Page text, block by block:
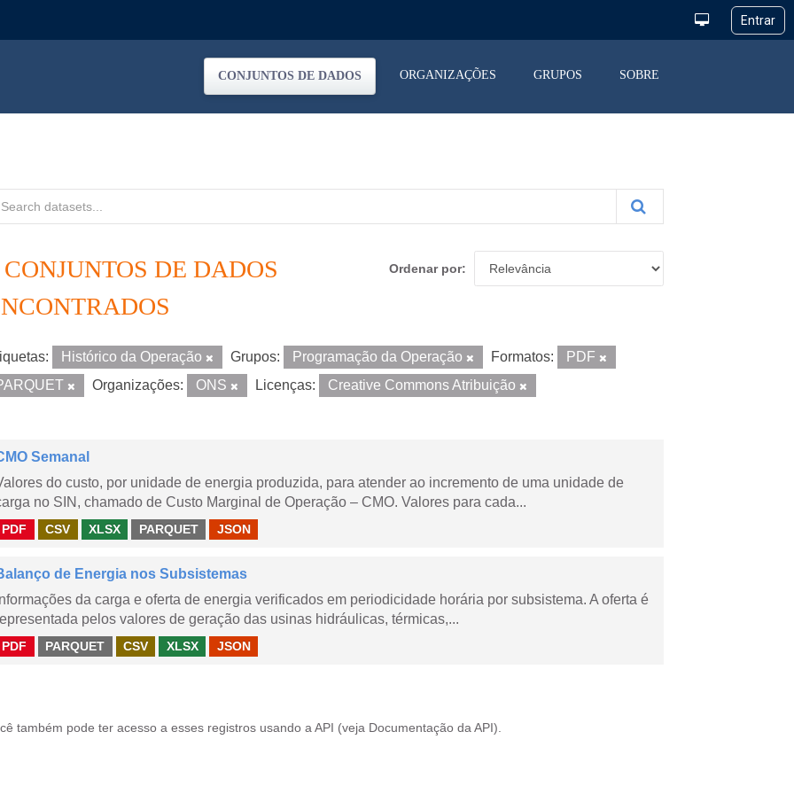
CONJUNTOS DE DADOS ORGANIZAÇÕES GRUPOS SOBRE
Ordenar por
CONJUNTOS DE DADOS
Histórico da Operação Grupos: Programação da Operação Formatos:
PDF
Organizações: ONS Licenças: Creative Commons Atribuição
Semanal
do custo, por unidade de energia produzida, para atender ao incremento de uma unidade de
no SIN, chamado de Custo Marginal de Operação – CMO. Valores para cada...
PDF CSV XLSX PARQUET JSON
de Energia nos Subsistemas
Informações da carga e oferta de energia verificados em periodicidade horária por subsistema. A oferta é
pelos valores de geração das usinas hidráulicas, térmicas,...
PDF PARQUET CSV XLSX JSON
também pode ter acesso a esses registros usando a API (veja Documentação da API ).